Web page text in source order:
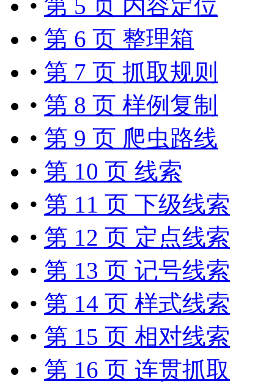
• 第 5 页 内容定位
• 第 6 页 整理箱
• 第 7 页 抓取规则
• 第 8 页 样例复制
• 第 9 页 爬虫路线
• 第 10 页 线索
• 第 11 页 下级线索
• 第 12 页 定点线索
• 第 13 页 记号线索
• 第 14 页 样式线索
• 第 15 页 相对线索
• 第 16 页 连贯抓取